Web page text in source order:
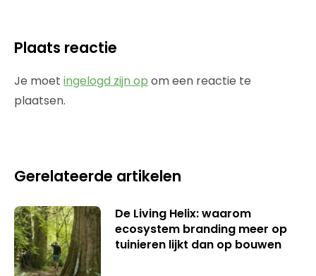
Plaats reactie
Je moet ingelogd zijn op om een reactie te
plaatsen.
Gerelateerde artikelen
De Living Helix: waarom
ecosystem branding meer op
tuinieren lijkt dan op bouwen